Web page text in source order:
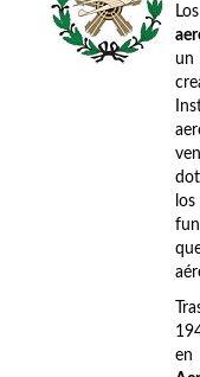
un